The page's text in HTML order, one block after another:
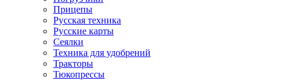
Прицепы
Русская техника
Русские карты
Сеялки
Техника для удобрений
Тракторы
Тюкопрессы